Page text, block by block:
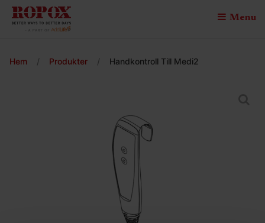
Menu
Hem / Produkter / Handkontroll Till Medi2